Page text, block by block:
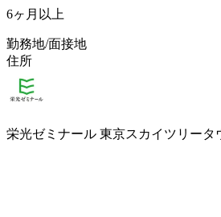
6ヶ月以上
勤務地/面接地
住所
栄光ゼミナール 東京スカイツリータ